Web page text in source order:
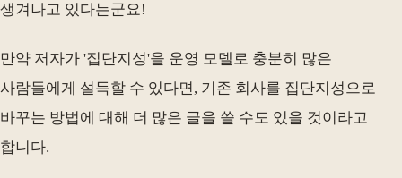
생겨나고 있다는군요!
만약 저자가 '집단지성'을 운영 모델로 충분히 많은
사람들에게 설득할 수 있다면, 기존 회사를 집단지성으로
바꾸는 방법에 대해 더 많은 글을 쓸 수도 있을 것이라고
합니다.